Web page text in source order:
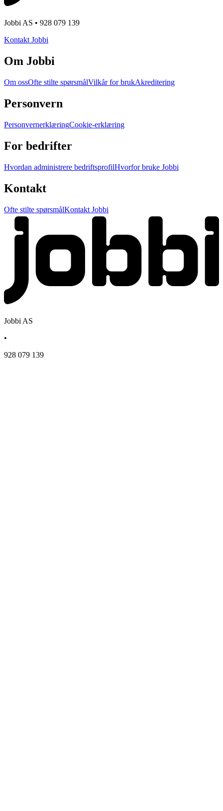
Jobbi AS • 928 079 139
Kontakt Jobbi
Om Jobbi
Om ossOfte stilte spørsmålVilkår for brukAkreditering
Personvern
PersonvernerklæringCookie-erklæring
For bedrifter
Hvordan administrere bedriftsprofilHvorfor bruke Jobbi
Kontakt
Ofte stilte spørsmålKontakt Jobbi
Jobbi AS
•
928 079 139